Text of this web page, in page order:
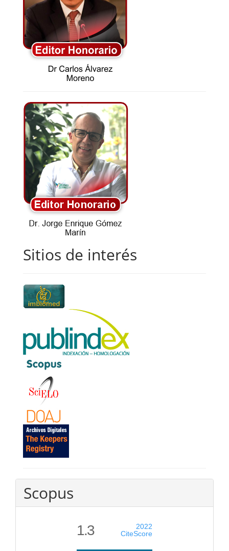
Sitios de interés
Scopus
1.3
2022
CiteScore